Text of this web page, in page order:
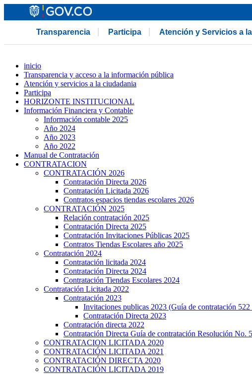
Transparencia Participa Atención y Servicios a
inicio
Transparencia y acceso a la información pública
Atención y servicios a la ciudadania
Participa
HORIZONTE INSTITUCIONAL
Información Financiera y Contable
Información contable 2025
Año 2024
Año 2023
Año 2022
Manual de Contratación
CONTRATACION
CONTRATACIÓN 2026
Contratación Directa 2026
Contratación Licitada 2026
Contratos espacios tiendas escolares 2026
CONTRATACIÓN 2025
Relación contratación 2025
Contratación Directa 2025
Contratación Invitaciones Públicas 2025
Contratos Tiendas Escolares año 2025
Contratación 2024
Contratación licitada 2024
Contratación Directa 2024
Contratación Tiendas Escolares 2024
Contratación Licitada 2022
Contratación 2023
Invitaciones publicas 2023 (Guía de contratación 522
Contratación Directa 2023
Contratación directa 2022
Contratación Directa Guía de contratación Resolución No.
CONTRATACION LICITADA 2020
CONTRATACIÓN LICITADA 2021
CONTRATACIÓN DIRECTA 2020
CONTRATACIÓN LICITADA 2019